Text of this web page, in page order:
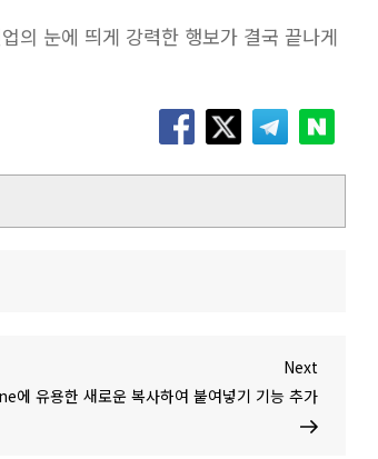
의 눈에 띄게 강력한 행보가 결국 끝나게
Post
Next
에 유용한 새로운 복사하여 붙여넣기 기능 추가